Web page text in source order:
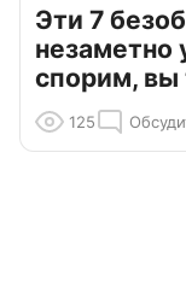
Эти 7
незаметно
спорим, вы
125